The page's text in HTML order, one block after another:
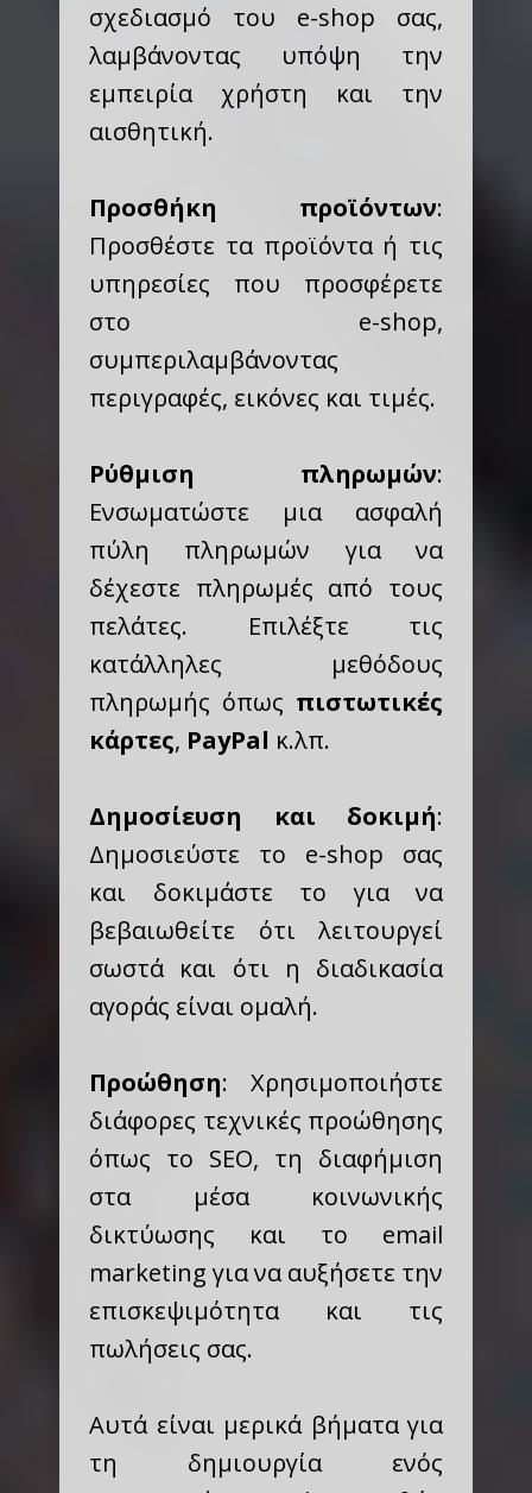
σχεδιασμό του e-shop σας,
λαμβάνοντας υπόψη την
εμπειρία χρήστη και την
αισθητική.
Προσθήκη προϊόντων:
Προσθέστε τα προϊόντα ή τις
υπηρεσίες που προσφέρετε
στο e-shop,
συμπεριλαμβάνοντας
περιγραφές, εικόνες και τιμές.
Ρύθμιση πληρωμών:
Ενσωματώστε μια ασφαλή
πύλη πληρωμών για να
δέχεστε πληρωμές από τους
πελάτες. Επιλέξτε τις
κατάλληλες μεθόδους
πληρωμής όπως πιστωτικές
κάρτες, PayPal κ.λπ.
Δημοσίευση και δοκιμή:
Δημοσιεύστε το e-shop σας
και δοκιμάστε το για να
βεβαιωθείτε ότι λειτουργεί
σωστά και ότι η διαδικασία
αγοράς είναι ομαλή.
Προώθηση: Χρησιμοποιήστε
διάφορες τεχνικές προώθησης
όπως το SEO, τη διαφήμιση
στα μέσα κοινωνικής
δικτύωσης και το email
marketing για να αυξήσετε την
επισκεψιμότητα και τις
πωλήσεις σας.
Αυτά είναι μερικά βήματα για
τη δημιουργία ενός